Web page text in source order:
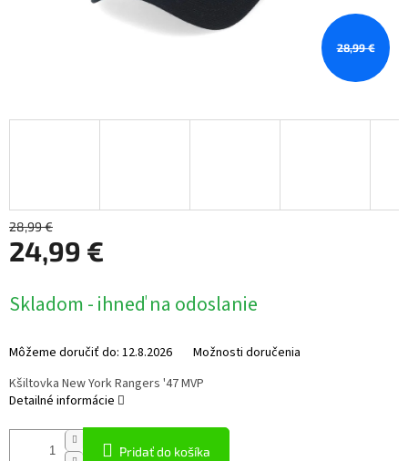
28,99 €
28,99 €
24,99 €
cena:
Skladom - ihneď na odoslanie
Môžeme doručiť do: 12.8.2026 Možnosti doručenia
Pridať do košíka
Kšiltovka New York Rangers '47 MVP
Detailné informácie